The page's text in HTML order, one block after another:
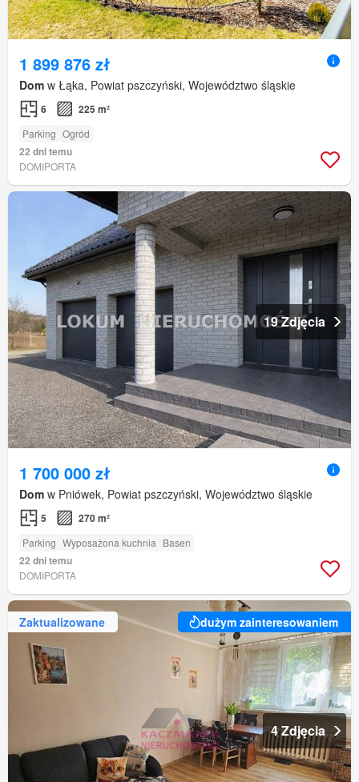
1 899 876 zł
Dom w Łąka, Powiat pszczyński, Województwo śląskie
6 225 m²
Parking Ogród
22 dni temu
DOMIPORTA
19 Zdjęcia
1 700 000 zł
Dom w Pniówek, Powiat pszczyński, Województwo śląskie
5 270 m²
Parking Wyposażona kuchnia Basen
22 dni temu
DOMIPORTA
Zaktualizowane dużym zainteresowaniem
4 Zdjęcia